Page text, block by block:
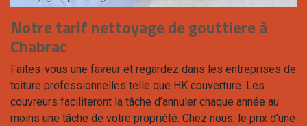
Notre tarif nettoyage de gouttiere à
Chabrac
Faites-vous une faveur et regardez dans les entreprises de
toiture professionnelles telle que HK couverture. Les
couvreurs faciliteront la tâche d’annuler chaque année au
moins une tâche de votre propriété. Chez nous, le prix d’une